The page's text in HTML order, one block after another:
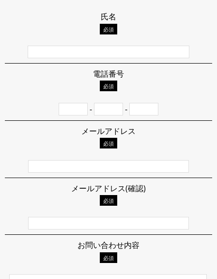
氏名
必須
電話番号
必須
- -
メールアドレス
必須
メールアドレス(確認)
必須
お問い合わせ内容
必須